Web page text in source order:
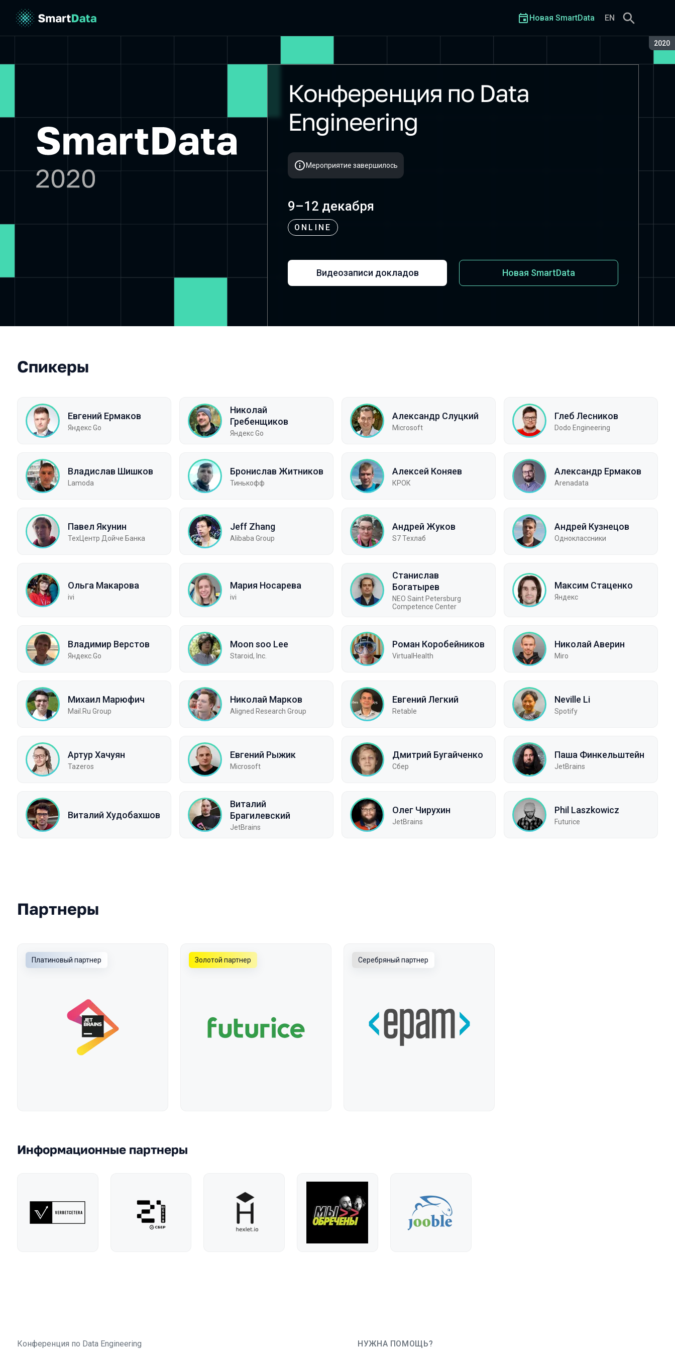
2020
Новая SmartData EN
SmartData 2020
Конференция по Data
Engineering
Мероприятие завершилось
9–12 декабря
ONLINE
Видеозаписи докладов Новая SmartData
Спикеры
Евгений Ермаков
Яндекс Go
Николай
Гребенщиков
Яндекс Go
Александр Слуцкий
Microsoft
Глеб Лесников
Dodo Engineering
Владислав Шишков
Lamoda
Бронислав Житников
Тинькофф
Алексей Коняев
КРОК
Александр Ермаков
Arenadata
Павел Якунин
ТехЦентр Дойче Банка
Jeff Zhang
Alibaba Group
Андрей Жуков
S7 Техлаб
Андрей Кузнецов
Одноклассники
Ольга Макарова
ivi
Мария Носарева
ivi
Станислав
Богатырев
NEO Saint Petersburg
Competence Center
Максим Стаценко
Яндекс
Владимир Верстов
Яндекс.Go
Moon soo Lee
Staroid, Inc.
Роман Коробейников
VirtualHealth
Николай Аверин
Miro
Михаил Марюфич
Mail.Ru Group
Николай Марков
Aligned Research Group
Евгений Легкий
Retable
Neville Li
Spotify
Артур Хачуян
Tazeros
Евгений Рыжик
Microsoft
Дмитрий Бугайченко
Сбер
Паша Финкельштейн
JetBrains
Виталий Худобахшов
Виталий
Брагилевский
JetBrains
Олег Чирухин
JetBrains
Phil Laszkowicz
Futurice
Партнеры
Платиновый партнер Золотой партнер Серебряный партнер
Информационные партнеры
Конференция по Data Engineering
НУЖНА ПОМОЩЬ?